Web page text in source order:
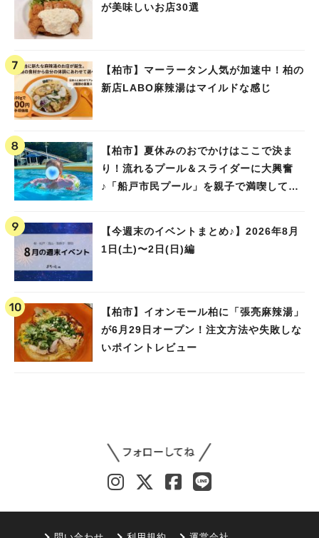
が美味しいお店30選
【柏市】マーラータン人気が加速中！柏の
新店LABO麻辣湯はマイルドな感じ
【柏市】夏休みのおでかけはここで決ま
り！流れるプール＆スライダーに大興奮
♪「船戸市民プール」を親子で満喫してき
【今週末のイベントまとめ♪】2026年8月
1日(土)〜2日(日)編
【柏市】イオンモール柏に「張亮麻辣湯」
が6月29日オープン！注文方法や失敗しな
いポイントレビュー